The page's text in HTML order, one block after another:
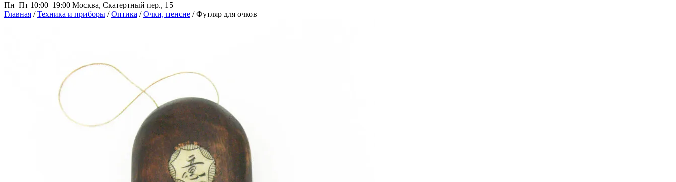
Пн–Пт 10:00–19:00 Москва, Скатертный пер., 15
Главная / Техника и приборы / Оптика / Очки, пенсне / Футляр для очков